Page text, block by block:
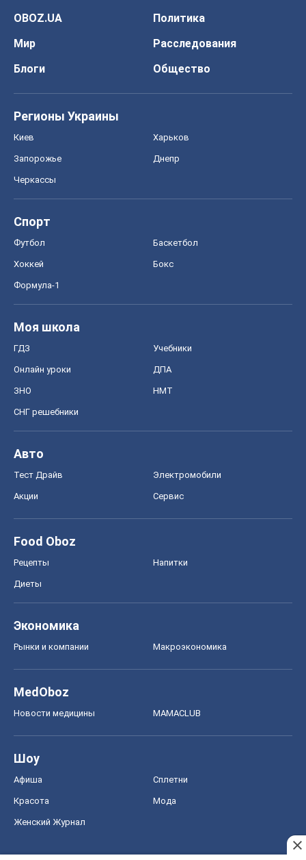
OBOZ.UA
Политика
Мир
Расследования
Блоги
Общество
Регионы Украины
Киев Харьков
Запорожье Днепр
Черкассы
Спорт
Футбол Баскетбол
Хоккей Бокс
Формула-1
Моя школа
ГДЗ Учебники
Онлайн уроки ДПА
ЗНО НМТ
СНГ решебники
Авто
Тест Драйв Электромобили
Акции Сервис
Food Oboz
Рецепты Напитки
Диеты
Экономика
Рынки и компании Mакроэкономика
MedOboz
Новости медицины MAMACLUB
Шоу
Афиша Сплетни
Красота Мода
Женский Журнал